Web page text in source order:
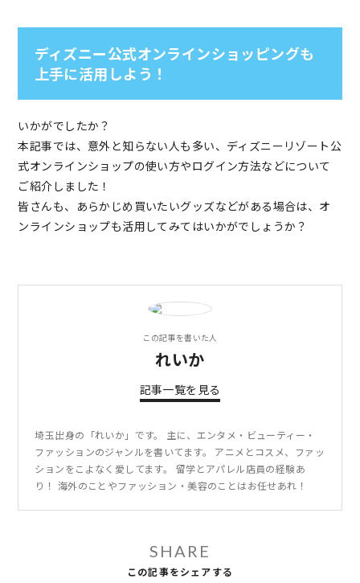
ディズニー公式オンラインショッピングも
上手に活用しよう！
いかがでしたか？
本記事では、意外と知らない人も多い、ディズニーリゾート公
式オンラインショップの使い方やログイン方法などについて
ご紹介しました！
皆さんも、あらかじめ買いたいグッズなどがある場合は、オ
ンラインショップも活用してみてはいかがでしょうか？
この記事を書いた人
れいか
記事一覧を見る
埼玉出身の「れいか」です。 主に、エンタメ・ビューティー・
ファッションのジャンルを書いてます。 アニメとコスメ、ファッ
ションをこよなく愛してます。 留学とアパレル店員の経験あ
り！ 海外のことやファッション・美容のことはお任せあれ！
SHARE
この記事をシェアする